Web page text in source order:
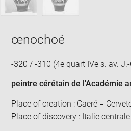
œnochoé
-320 / -310 (4e quart IVe s. av. J.-
peintre cérétain de l'Académie
Place of creation : Caeré =
Place of discovery : Italie centrale